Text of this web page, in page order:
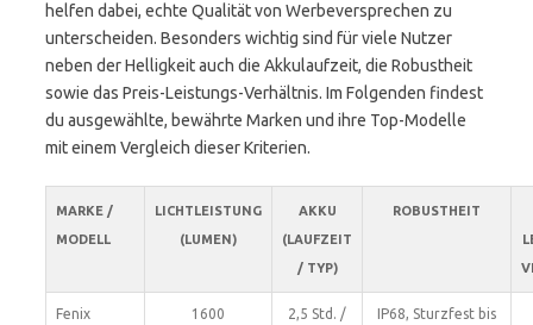
helfen dabei, echte Qualität von Werbeversprechen zu
unterscheiden. Besonders wichtig sind für viele Nutzer
neben der Helligkeit auch die Akkulaufzeit, die Robustheit
sowie das Preis-Leistungs-Verhältnis. Im Folgenden findest
du ausgewählte, bewährte Marken und ihre Top-Modelle
mit einem Vergleich dieser Kriterien.
MARKE /
MODELL
LICHTLEISTUNG
(LUMEN)
AKKU
(LAUFZEIT
/ TYP)
ROBUSTHEIT
Fenix
1600
2,5 Std. /
IP68, Sturzfest bis